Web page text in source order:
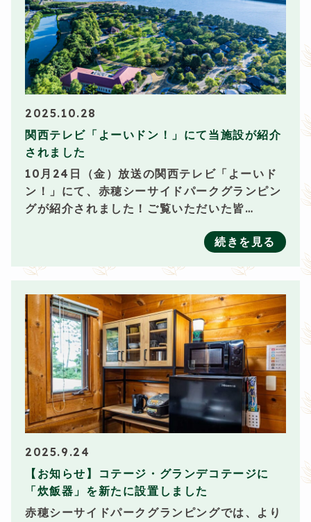
2025.10.28
関西テレビ「よーいドン！」にて当施設が紹介
されました
10月24日（金）放送の関西テレビ「よーいド
ン！」にて、赤穂シーサイドパークグランピン
グが紹介されました！ご覧いただいた皆…
続きを見る
2025.9.24
【お知らせ】コテージ・グランデコテージに
「炊飯器」を新たに設置しました
赤穂シーサイドパークグランピングでは、より